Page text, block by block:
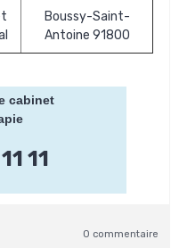
Boussy-Saint-
Antoine 91800
cabinet
11
0 commentaire